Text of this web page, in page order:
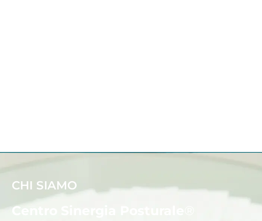
CHI SIAMO
Centro Sinergia Posturale